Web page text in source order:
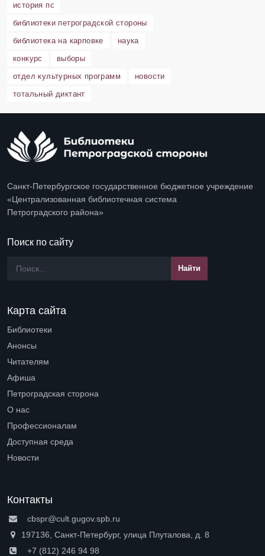
история пс
библиотеки петроградской стороны
библиотека на карповке
наука
конкурс
выборы
отдел культурных программ
новости
тотальный диктант
Санкт-Петербургское государственное бюджетное учреждение
«Централизованная библиотечная система
Петроградского района»
Поиск по сайту
Карта сайта
Библиотеки
Анонсы
Читателям
Афиша
Петроградская сторона
О нас
Профессионалам
Доступная среда
Новости
Контакты
cbspr@cult.gugov.spb.ru
197136, Санкт-Петербург, улица Плуталова, д. 8
+7 (812) 246 94 98